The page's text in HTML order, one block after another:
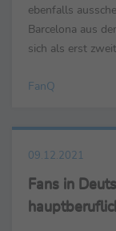
ebenfalls
Barcelona aus
sich als erst
FanQ
09.12.2021
Fans in